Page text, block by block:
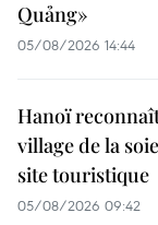
Quảng»
05/08/2026 14:44
Hanoï
village de la
site touristique
05/08/2026 09:42